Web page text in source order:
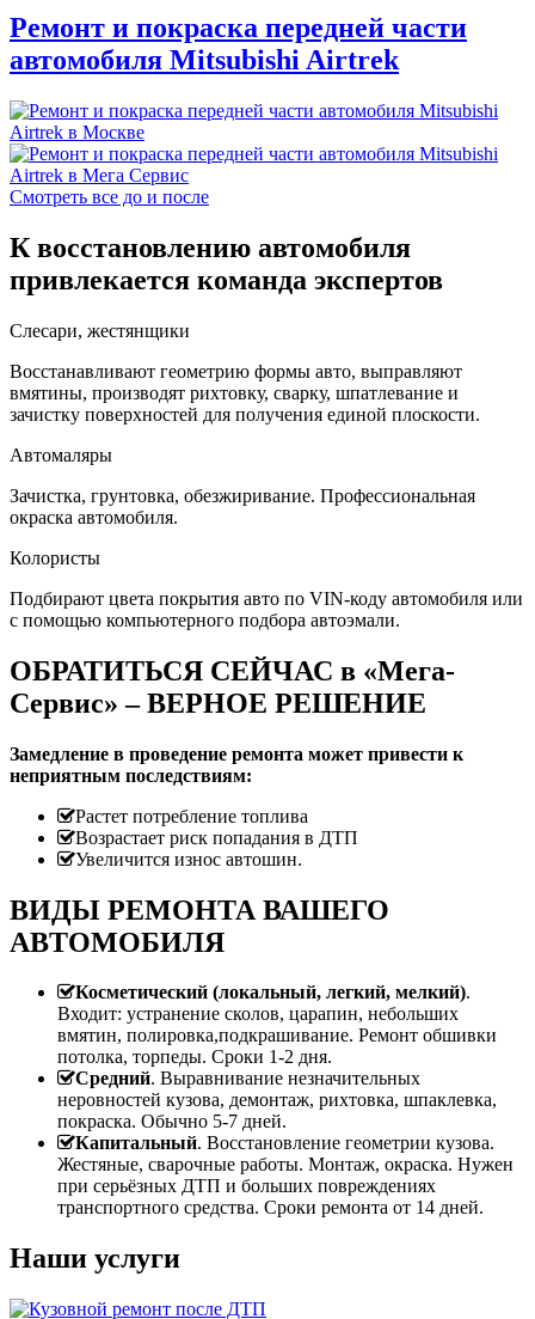
Ремонт и покраска передней части
автомобиля Mitsubishi Airtrek
Смотреть все до и после
К восстановлению автомобиля
привлекается команда экспертов
Слесари, жестянщики
Восстанавливают геометрию формы авто, выправляют
вмятины, производят рихтовку, сварку, шпатлевание и
зачистку поверхностей для получения единой плоскости.
Автомаляры
Зачистка, грунтовка, обезжиривание. Профессиональная
окраска автомобиля.
Колористы
Подбирают цвета покрытия авто по VIN-коду автомобиля или
с помощью компьютерного подбора автоэмали.
ОБРАТИТЬСЯ СЕЙЧАС в «Мега-
Сервис» – ВЕРНОЕ РЕШЕНИЕ
Замедление в проведение ремонта может привести к
неприятным последствиям:
Растет потребление топлива
Возрастает риск попадания в ДТП
Увеличится износ автошин.
ВИДЫ РЕМОНТА ВАШЕГО
АВТОМОБИЛЯ
Косметический (локальный, легкий, мелкий).
Входит: устранение сколов, царапин, небольших
вмятин, полировка,подкрашивание. Ремонт обшивки
потолка, торпеды. Сроки 1-2 дня.
Средний. Выравнивание незначительных
неровностей кузова, демонтаж, рихтовка, шпаклевка,
покраска. Обычно 5-7 дней.
Капитальный. Восстановление геометрии кузова.
Жестяные, сварочные работы. Монтаж, окраска. Нужен
при серьёзных ДТП и больших повреждениях
транспортного средства. Сроки ремонта от 14 дней.
Наши услуги